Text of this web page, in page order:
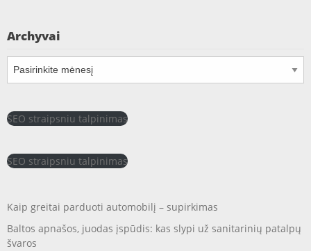
Archyvai
SEO straipsniu talpinimas
SEO straipsniu talpinimas
Kaip greitai parduoti automobilį – supirkimas
Baltos apnašos, juodas įspūdis: kas slypi už sanitarinių patalpų
švaros